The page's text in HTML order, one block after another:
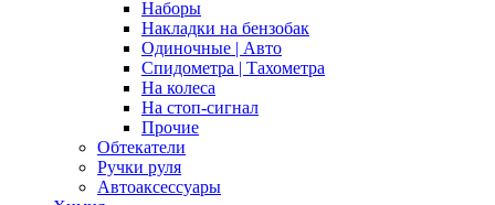
Наборы
Накладки на бензобак
Одиночные | Авто
Спидометра | Тахометра
На колеса
На стоп-сигнал
Прочие
Обтекатели
Ручки руля
Автоаксессуары